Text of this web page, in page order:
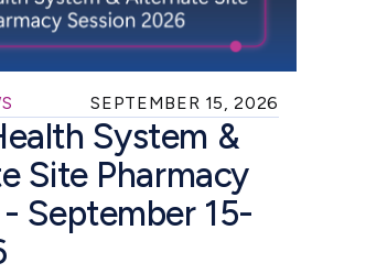
SEPTEMBER 15, 2026
System &
Site Pharmacy
September 15-